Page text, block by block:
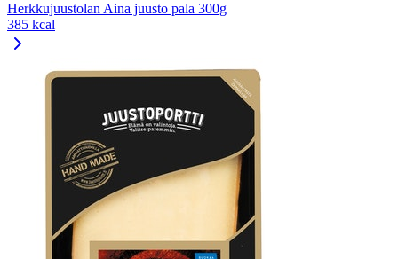
Herkkujuustolan Aina juusto pala 300g
385 kcal